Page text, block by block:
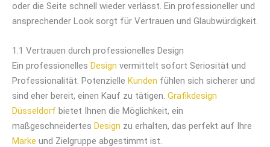
oder die Seite schnell wieder verlässt. Ein professioneller und
ansprechender Look sorgt für Vertrauen und Glaubwürdigkeit.
1.1 Vertrauen durch professionelles Design
Ein professionelles Design vermittelt sofort Seriosität und
Professionalität. Potenzielle Kunden fühlen sich sicherer und
sind eher bereit, einen Kauf zu tätigen. Grafikdesign
Düsseldorf bietet Ihnen die Möglichkeit, ein
maßgeschneidertes Design zu erhalten, das perfekt auf Ihre
Marke und Zielgruppe abgestimmt ist.